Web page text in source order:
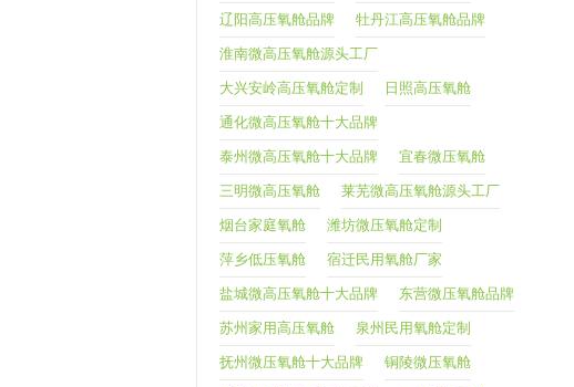
辽阳高压氧舱品牌 牡丹江高压氧舱品牌
淮南微高压氧舱源头工厂
大兴安岭高压氧舱定制 日照高压氧舱
通化微高压氧舱十大品牌
泰州微高压氧舱十大品牌 宜春微压氧舱
三明微高压氧舱 莱芜微高压氧舱源头工厂
烟台家庭氧舱 潍坊微压氧舱定制
萍乡低压氧舱 宿迁民用氧舱厂家
盐城微高压氧舱十大品牌 东营微压氧舱品牌
苏州家用高压氧舱 泉州民用氧舱定制
抚州微压氧舱十大品牌 铜陵微压氧舱